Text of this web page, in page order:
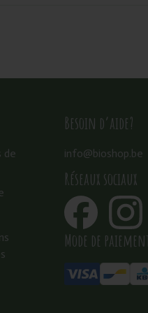
de
Besoin d’aide?
info@bioshop.be
Réseaux sociaux
Mode de